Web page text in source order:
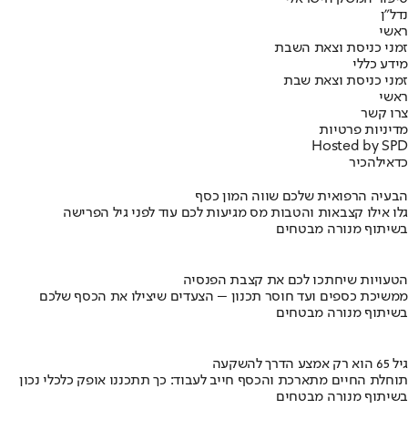
נדל"ן
ראשי
זמני כניסת וצאת השבת
מידע כללי
זמני כניסת וצאת שבת
ראשי
צרו קשר
מדיניות פרטיות
Hosted by SPD
כדאילהכיר
הבעיה הרפואית שלכם שווה המון כסף
גלו אילו קצבאות והטבות מס מגיעות לכם עוד לפני גיל הפרישה
בשיתוף מנורה מבטחים
הטעויות שיחתכו לכם את קצבת הפנסיה
ממשיכת כספים ועד חוסר תכנון – הצעדים שיצילו את הכסף שלכם
בשיתוף מנורה מבטחים
גיל 65 הוא רק אמצע הדרך להשקעה
תוחלת החיים מתארכת והכסף חייב לעבוד: כך תתכננו אופק כלכלי נכון
בשיתוף מנורה מבטחים